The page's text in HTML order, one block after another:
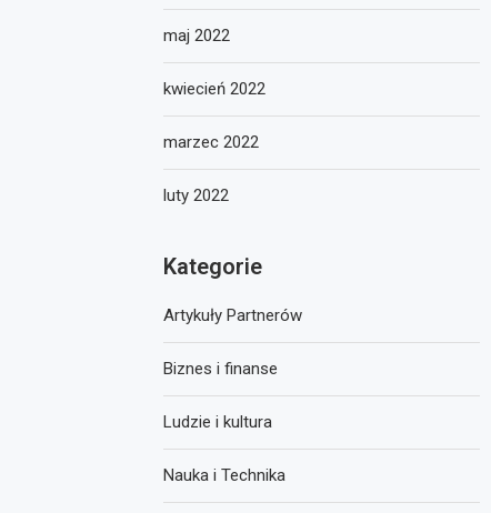
maj 2022
kwiecień 2022
marzec 2022
luty 2022
Kategorie
Artykuły Partnerów
Biznes i finanse
Ludzie i kultura
Nauka i Technika